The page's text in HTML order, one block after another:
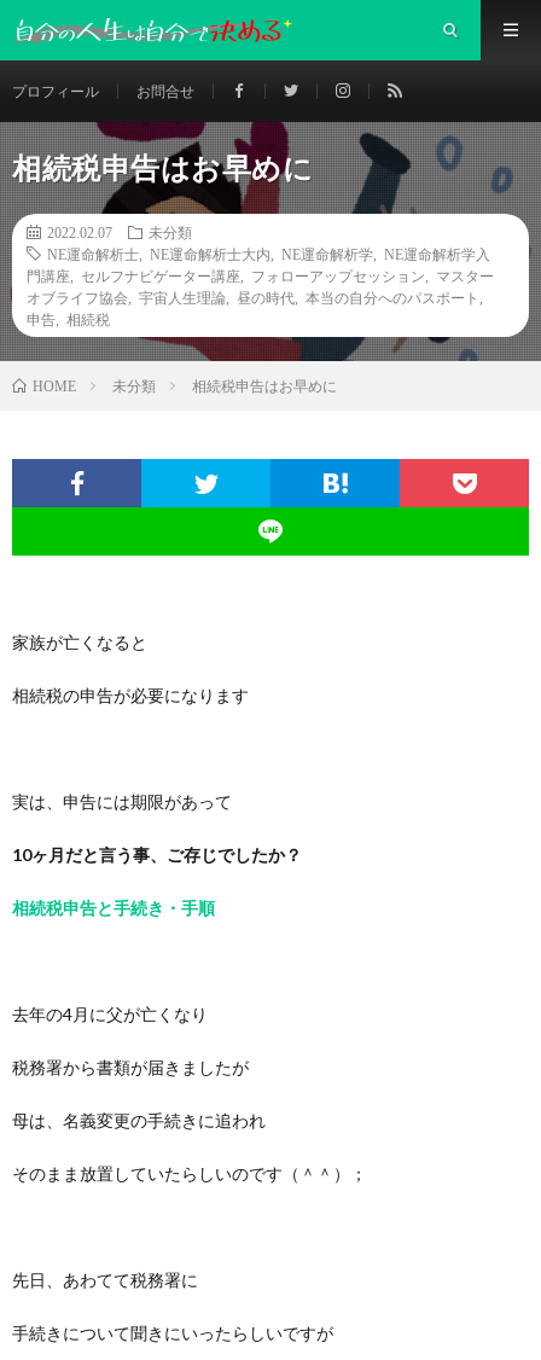
プロフィール お問合せ
相続税申告はお早めに
2022.02.07
未分類
NE運命解析士
NE運命解析士大内 NE運命解析学
NE運命解析学入
門講座
セルフナビゲーター講座 フォローアップセッション
マスター
オブライフ協会
宇宙人生理論 昼の時代 本当の自分へのパスポート
申告
相続税
HOME 未分類 相続税申告はお早めに
家族が亡くなると
相続税の申告が必要になります
実は、申告には期限があって
10ヶ月だと言う事、ご存じでしたか？
相続税申告と手続き・手順
去年の4月に父が亡くなり
税務署から書類が届きましたが
母は、名義変更の手続きに追われ
そのまま放置していたらしいのです（＾＾）；
先日、あわてて税務署に
手続きについて聞きにいったらしいですが